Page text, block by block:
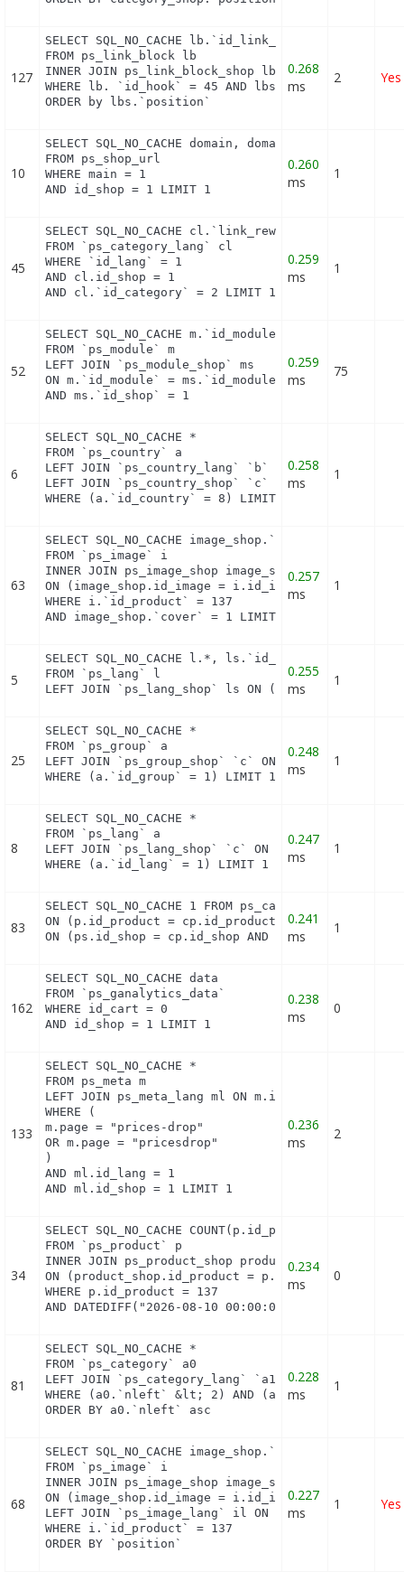
127
SELECT SQL_NO_CACHE lb.`id_link_block`
FROM ps_link_block lb
INNER JOIN ps_link_block_shop lbs ON
WHERE lb. `id_hook` = 45 AND lbs.`id_shop` = 1
ORDER by lbs.`position`
0.268
ms
2 Yes
10
SELECT SQL_NO_CACHE domain, domain_ssl
FROM ps_shop_url
WHERE main = 1
AND id_shop = 1 LIMIT 1
0.260
ms
1
45
SELECT SQL_NO_CACHE cl.`link_rewrite`
FROM `ps_category_lang` cl
WHERE `id_lang` = 1
AND cl.id_shop = 1
AND cl.`id_category` = 2 LIMIT 1
0.259
ms
1
52
SELECT SQL_NO_CACHE m.`id_module`, m.`name`,
FROM `ps_module` m
LEFT JOIN `ps_module_shop` ms
ON m.`id_module` = ms.`id_module`
AND ms.`id_shop` = 1
0.259
ms
75
6
SELECT SQL_NO_CACHE *
FROM `ps_country` a
LEFT JOIN `ps_country_lang` `b` ON
LEFT JOIN `ps_country_shop` `c` ON
WHERE (a.`id_country` = 8) LIMIT 1
0.258
ms
1
63
SELECT SQL_NO_CACHE image_shop.`id_image`
FROM `ps_image` i
INNER JOIN ps_image_shop image_shop
ON (image_shop.id_image = i.id_image AND
WHERE i.`id_product` = 137
AND image_shop.`cover` = 1 LIMIT 1
0.257
ms
1
5
SELECT SQL_NO_CACHE l.*, ls.`id_shop`
FROM `ps_lang` l
LEFT JOIN `ps_lang_shop` ls ON (l.id_lang =
0.255
ms
1
25
SELECT SQL_NO_CACHE *
FROM `ps_group` a
LEFT JOIN `ps_group_shop` `c` ON a.`id_group` =
WHERE (a.`id_group` = 1) LIMIT 1
0.248
ms
1
8
SELECT SQL_NO_CACHE *
FROM `ps_lang` a
LEFT JOIN `ps_lang_shop` `c` ON a.`id_lang` =
WHERE (a.`id_lang` = 1) LIMIT 1
0.247
ms
1
83
SELECT SQL_NO_CACHE 1 FROM ps_cart_product cp
ON (p.id_product = cp.id_product) INNER JOIN
ON (ps.id_shop = cp.id_shop AND ps.id_product =
0.241
ms
1
162
SELECT SQL_NO_CACHE data
FROM `ps_ganalytics_data`
WHERE id_cart = 0
AND id_shop = 1 LIMIT 1
0.238
ms
0
133
SELECT SQL_NO_CACHE *
FROM ps_meta m
LEFT JOIN ps_meta_lang ml ON m.id_meta =
WHERE (
m.page = "prices-drop"
OR m.page = "pricesdrop"
)
AND ml.id_lang = 1
AND ml.id_shop = 1 LIMIT 1
0.236
ms
2
34
SELECT SQL_NO_CACHE COUNT(p.id_product)
FROM `ps_product` p
INNER JOIN ps_product_shop product_shop
ON (product_shop.id_product = p.id_product AND
WHERE p.id_product = 137
AND DATEDIFF("2026-08-10 00:00:00",
0.234
ms
0
81
SELECT SQL_NO_CACHE *
FROM `ps_category` a0
LEFT JOIN `ps_category_lang` `a1` ON
WHERE (a0.`nleft` &lt; 2) AND (a0.`nright` &gt;
ORDER BY a0.`nleft` asc
0.228
ms
1
68
SELECT SQL_NO_CACHE image_shop.`cover`,
FROM `ps_image` i
INNER JOIN ps_image_shop image_shop
ON (image_shop.id_image = i.id_image AND
LEFT JOIN `ps_image_lang` il ON (i.`id_image`
WHERE i.`id_product` = 137
ORDER BY `position`
0.227
ms
1 Yes